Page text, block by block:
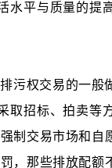
水平与质量的提
污权交易的一般
取招标、拍卖等
制交易市场和自
，那些排放配额